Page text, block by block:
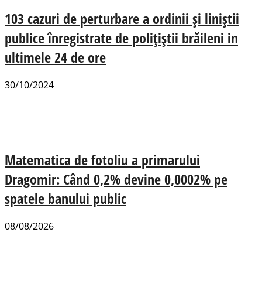
103 cazuri de perturbare a ordinii și liniștii
publice înregistrate de polițiștii brăileni in
ultimele 24 de ore
30/10/2024
Matematica de fotoliu a primarului
Dragomir: Când 0,2% devine 0,0002% pe
spatele banului public
08/08/2026